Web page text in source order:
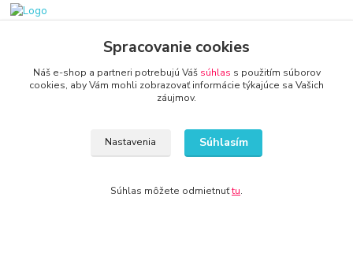
www.zariadenie-firmy.sk
+421 940 949 000
Spracovanie cookies
Náš e-shop a partneri potrebujú Váš súhlas s použitím súborov
cookies, aby Vám mohli zobrazovať informácie týkajúce sa Vašich
záujmov.
Nastavenia Súhlasím
Súhlas môžete odmietnuťtu.